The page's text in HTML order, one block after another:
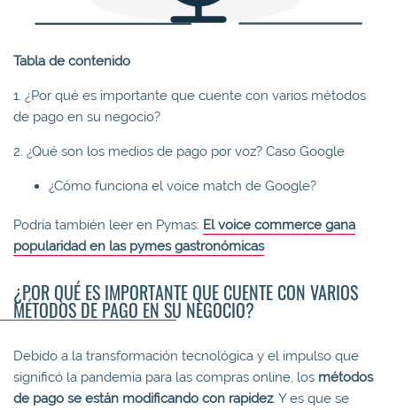
Tabla de contenido
1. ¿Por qué es importante que cuente con varios métodos
de pago en su negocio?
2. ¿Qué son los medios de pago por voz? Caso Google
¿Cómo funciona el voice match de Google?
Podría también leer en Pymas: El voice commerce gana
popularidad en las pymes gastronómicas
¿POR QUÉ ES IMPORTANTE QUE CUENTE CON VARIOS
MÉTODOS DE PAGO EN SU NEGOCIO?
Debido a la transformación tecnológica y el impulso que
significó la pandemia para las compras online, los métodos
de pago se están modificando con rapidez. Y es que se